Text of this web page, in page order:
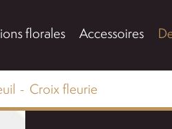
florales Accessoires
Croix fleurie